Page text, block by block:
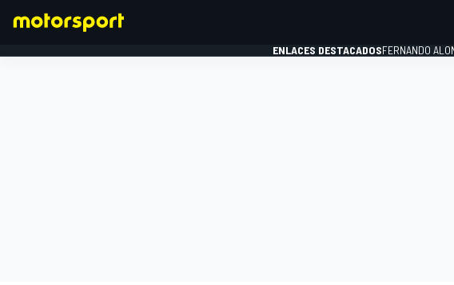
ENLACES DESTACADOSFERNANDO